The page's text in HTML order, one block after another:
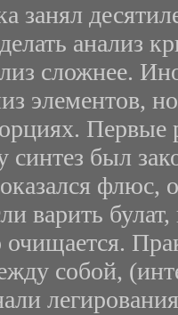
занял
анализ
сложнее.
элементов,
Первые
был
варить
собой,